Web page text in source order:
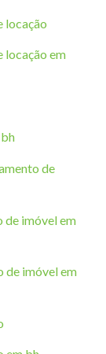
locação
locação em
de
de imóvel em
de imóvel em